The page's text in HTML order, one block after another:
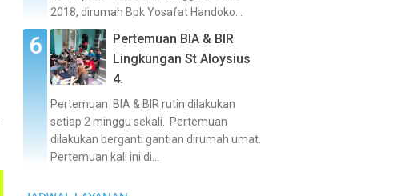
2018, dirumah Bpk Yosafat Handoko...
Pertemuan BIA & BIR
Lingkungan St Aloysius
4.
Pertemuan BIA & BIR rutin dilakukan
setiap 2 minggu sekali. Pertemuan
dilakukan berganti gantian dirumah umat.
Pertemuan kali ini di...